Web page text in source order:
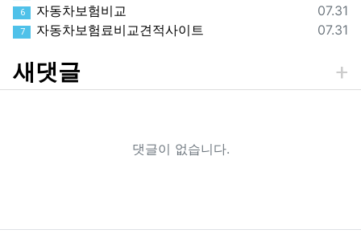
등록일
07.31
6
자동차보험비교
등록일
07.31
7 자동차보험료비교견적사이트
새댓글
댓글이 없습니다.